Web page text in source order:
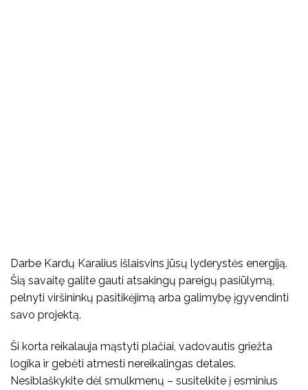
Darbe Kardų Karalius išlaisvins jūsų lyderystės energiją.
Šią savaitę galite gauti atsakingų pareigų pasiūlymą,
pelnyti viršininkų pasitikėjimą arba galimybę įgyvendinti
savo projektą.
Ši korta reikalauja mąstyti plačiai, vadovautis griežta
logika ir gebėti atmesti nereikalingas detales.
Nesiblaškykite dėl smulkmenų – susitelkite į esminius